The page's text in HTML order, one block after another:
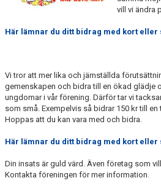
vill vi ändra
Här lämnar du ditt bidrag med kort eller
Vi tror att mer lika och jämställda
gemenskapen och bidra till en ökad glädje
ungdomar i vår förening. Därför tar vi
som små. Exempelvis så bidrar 150 kr till
Hoppas att du kan vara med och bidra.
Här lämnar du ditt bidrag med kort eller
Din insats är guld värd. Även företag som
Kontakta föreningen för mer information.